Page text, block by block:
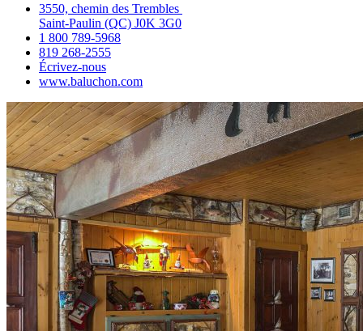
3550, chemin des Trembles
Saint‑Paulin (QC) J0K 3G0
1 800 789‑5968
819 268‑2555
Écrivez‑nous
www.baluchon.com